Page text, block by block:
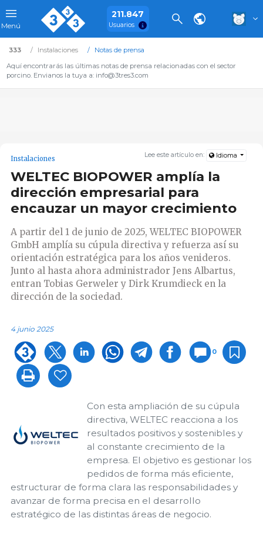
Menú
211.847
Usuarios
333 Instalaciones
Notas de prensa
Aquí encontrarás las últimas notas de prensa relacionadas con el sector
porcino. Envianos la tuya a: info@3tres3.com
Lee este artículo en: Idioma
Instalaciones
WELTEC BIOPOWER amplía la
dirección empresarial para
encauzar un mayor crecimiento
A partir del 1 de junio de 2025, WELTEC BIOPOWER
GmbH amplía su cúpula directiva y refuerza así su
orientación estratégica para los años venideros.
Junto al hasta ahora administrador Jens Albartus,
entran Tobias Gerweler y Dirk Krumdieck en la
dirección de la sociedad.
4 junio 2025
0
Con esta ampliación de su cúpula
directiva, WELTEC reacciona a los
resultados positivos y sostenibles y
al constante crecimiento de la
empresa. El objetivo es gestionar los
pedidos de forma más eficiente,
estructurar de forma clara las responsabilidades y
avanzar de forma precisa en el desarrollo
estratégico de las distintas áreas de negocio.